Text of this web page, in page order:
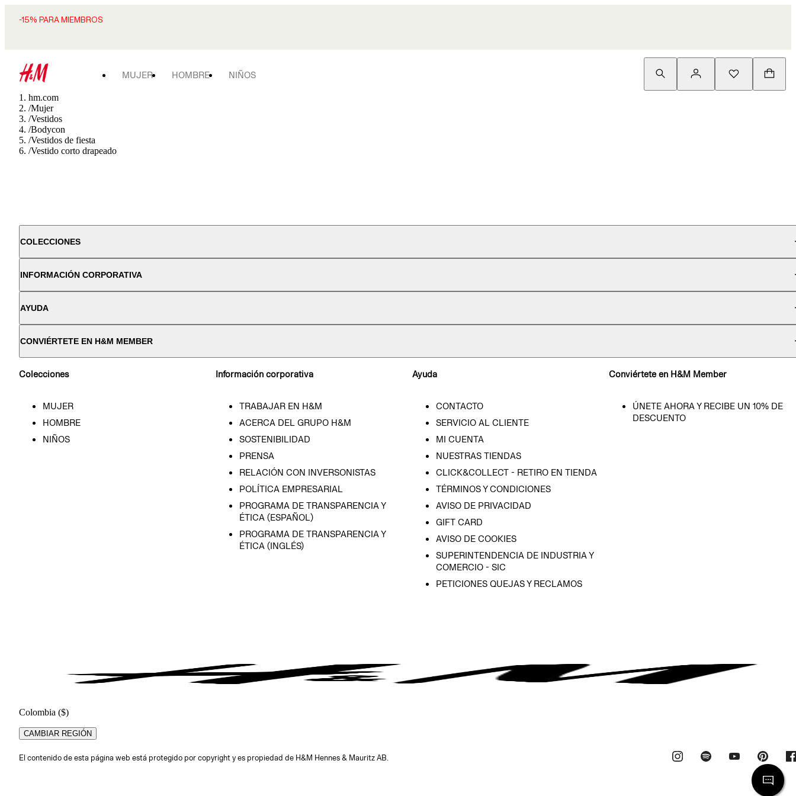
-15% PARA MIEMBROS
MUJER HOMBRE NIÑOS
hm.com
/Mujer
/Vestidos
/Bodycon
/Vestidos de fiesta
/Vestido corto drapeado
COLECCIONES
INFORMACIÓN CORPORATIVA
AYUDA
CONVIÉRTETE EN H&M MEMBER
Colecciones
MUJER
HOMBRE
NIÑOS
Información corporativa
TRABAJAR EN H&M
ACERCA DEL GRUPO H&M
SOSTENIBILIDAD
PRENSA
RELACIÓN CON INVERSONISTAS
POLÍTICA EMPRESARIAL
PROGRAMA DE TRANSPARENCIA Y
ÉTICA (ESPAÑOL)
PROGRAMA DE TRANSPARENCIA Y
ÉTICA (INGLÉS)
Ayuda
CONTACTO
SERVICIO AL CLIENTE
MI CUENTA
NUESTRAS TIENDAS
CLICK&COLLECT - RETIRO EN TIENDA
TÉRMINOS Y CONDICIONES
AVISO DE PRIVACIDAD
GIFT CARD
AVISO DE COOKIES
SUPERINTENDENCIA DE INDUSTRIA Y
COMERCIO - SIC
PETICIONES QUEJAS Y RECLAMOS
Conviértete en H&M Member
ÚNETE AHORA Y RECIBE UN 10% DE
DESCUENTO
Colombia ($)
CAMBIAR REGIÓN
El contenido de esta página web está protegido por copyright y es propiedad de H&M Hennes & Mauritz AB.